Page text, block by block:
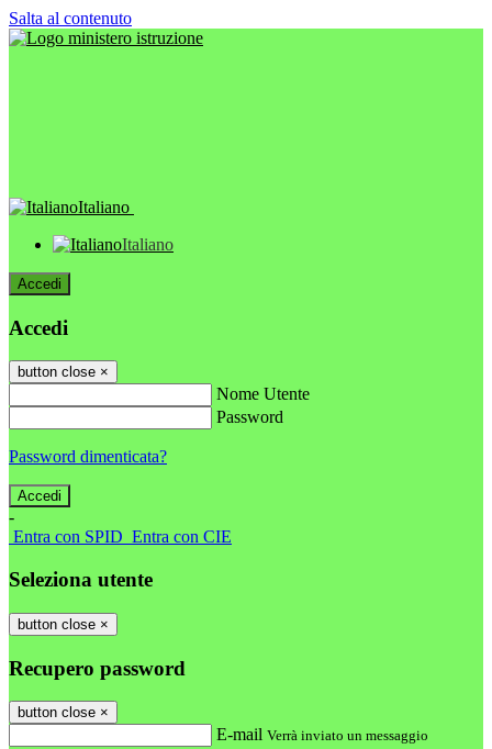
Salta al contenuto
Italiano
Italiano
Accedi
Accedi
button close ×
Nome Utente
Password
Password dimenticata?
-
Entra con SPID Entra con CIE
Seleziona utente
button close ×
Recupero password
button close ×
E-mail Verrà inviato un messaggio